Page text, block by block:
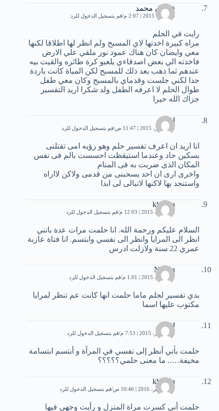
فاروق محمد
6 أكتوبر، 2015 | 2:07 م قم بتسجيل الدخول للرد
رايت في الحلم
مراه كبيرة اخدتها لاي المسبح ولم انظر لها اطلاقا لكنها
معي وايضان كان هناك عمود نور ملقي علي الارض
فاخدته الي بعض اصدقاءي يلعبو كرة طائره والقيت بيه
عندهم ثما ذهب بعد ذلك للمسبح لكن المياة كانت باردة
جدا لكني جلست وقدماي بالمسبح وكان معي طفل
طوال الحلم لا اعرفه الطفل ولد شكرا اريد التفسير
جزاك الله حيرا
اروى
14 أكتوبر، 2015 | 11:47 ص قم بتسجيل الدخول للرد
انا اريد ان اعرف تفسير حلم وهو رؤيه امى تقتلنى
بسكين حاد وعندما استيقظت احسست بالم فى نفس
المكان الذى ضربت به فى المنام
واخرى ارى ان احد يسحبنى من قدمى ولاكن لااراه
واستنجد بها لاكنها لاتبالى لى ابدا
khadija
6 نوفمبر، 2015 | 12:03 م قم بتسجيل الدخول للرد
السلام عليكم ورحمة الله. انا حلمت مرات عدة بانني
انظر الى المرايا وانظر الى نفسي وابتسم. انا فتاة عازبة
عمري 22 سنة ولازلت ادرس
Nouna
7 نوفمبر، 2015 | 1:01 م قم بتسجيل الدخول للرد
بدي تفسير لحلم ماما حلمت انها كانت عم تنظر لمرايا
مكتوب عليها اسما
SJ
4 ديسمبر، 2015 | 7:53 م قم بتسجيل الدخول للرد
حلمت بأني أنظر إلى نفسي في المرآة و أبتسم ابتسامة
مخيفة….. ما معنى حلمي؟؟؟؟؟
khalida
20 سبتمبر، 2016 | 10:46 ص قم بتسجيل الدخول للرد
حلمت أني كسرت مراة المنزل و رأيت وجهي فيها